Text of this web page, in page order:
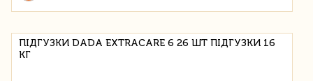
ПІДГУЗКИ DADA EXTRACARE 6 26 ШТ ПІДГУЗКИ 16
КГ